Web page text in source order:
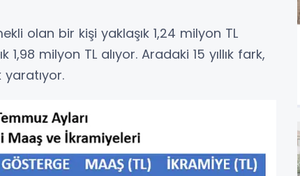
olan bir kişi yaklaşık 1,24 milyon TL
1,98 milyon TL alıyor. Aradaki 15 yıllık fark,
yaratıyor.